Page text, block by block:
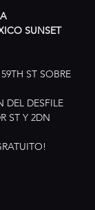
SUNSET
ST SOBRE
DEL DESFILE
ST Y 2DN